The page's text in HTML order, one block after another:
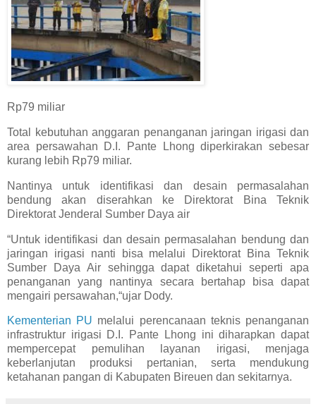
Rp79 miliar
Total kebutuhan anggaran penanganan jaringan irigasi dan
area persawahan D.I. Pante Lhong diperkirakan sebesar
kurang lebih Rp79 miliar.
Nantinya untuk identifikasi dan desain permasalahan
bendung akan diserahkan ke Direktorat Bina Teknik
Direktorat Jenderal Sumber Daya air
“Untuk identifikasi dan desain permasalahan bendung dan
jaringan irigasi nanti bisa melalui Direktorat Bina Teknik
Sumber Daya Air sehingga dapat diketahui seperti apa
penanganan yang nantinya secara bertahap bisa dapat
mengairi persawahan,“ujar Dody.
Kementerian PU melalui perencanaan teknis penanganan
infrastruktur irigasi D.I. Pante Lhong ini diharapkan dapat
mempercepat pemulihan layanan irigasi, menjaga
keberlanjutan produksi pertanian, serta mendukung
ketahanan pangan di Kabupaten Bireuen dan sekitarnya.